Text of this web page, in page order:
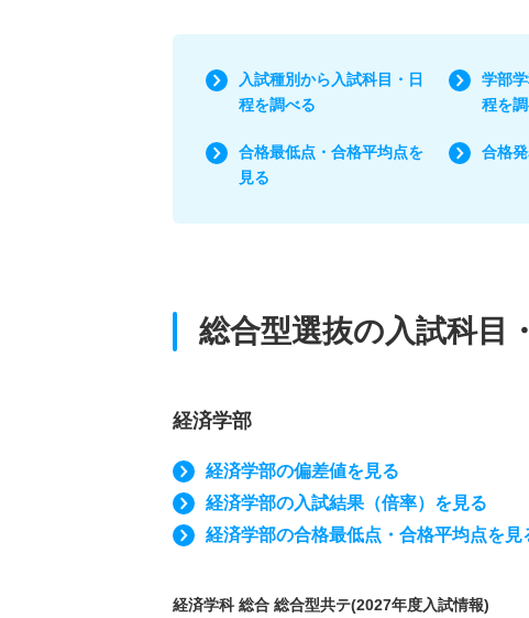
入試種別から入試科目・日
程を調べる
学部
程を
合格最低点・合格平均点を
見る
合格
総合型選抜の入試科目
経済学部
経済学部の偏差値を見る
経済学部の入試結果（倍率）を見る
経済学部の合格最低点・合格平均点を見
経済学科 総合 総合型共テ(2027年度入試情報)